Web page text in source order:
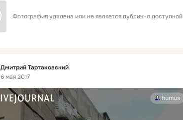
Фотография удалена или не является публично доступной
Дмитрий Тартаковский
6 мая 2017